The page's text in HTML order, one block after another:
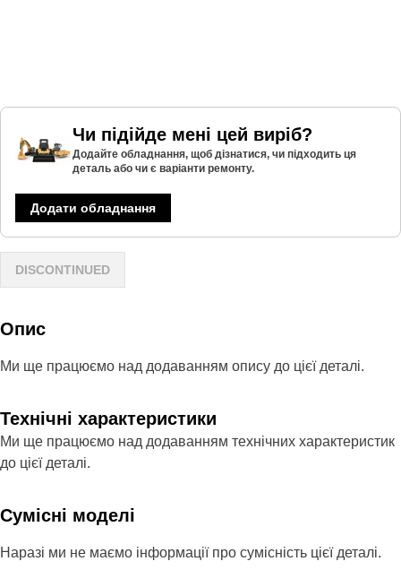
Чи підійде мені цей виріб?
Додайте обладнання, щоб дізнатися, чи підходить ця
деталь або чи є варіанти ремонту.
Додати обладнання
DISCONTINUED
Опис
Ми ще працюємо над додаванням опису до цієї деталі.
Технічні характеристики
Ми ще працюємо над додаванням технічних характеристик
до цієї деталі.
Сумісні моделі
Наразі ми не маємо інформації про сумісність цієї деталі.